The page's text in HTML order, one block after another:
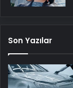
Son Yazılar